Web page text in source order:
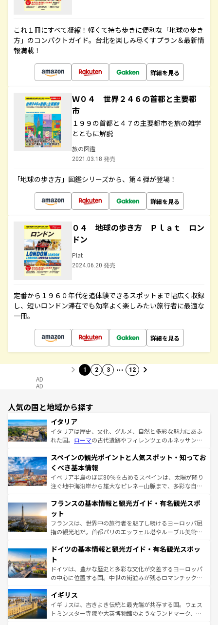
これ１冊にすべて凝縮！軽くて持ち歩きに便利な「地球の歩き
方」のコンパクトガイド。台北を楽しみ尽くすプラン＆最新情
報満載！
詳細を見る
Ｗ０４ 世界２４６の首都と主要都
市
１９９の首都と４７の主要都市を旅の雑学
とともに解説
旅の図鑑
2021.03.18 発売
「地球の歩き方」図鑑シリーズから、第４弾が登場！
詳細を見る
０４ 地球の歩き方 Ｐｌａｔ ロン
ドン
Plat
2024.06.20 発売
定番から１９６０年代を追体験できるスポットまで幅広く収録
し、短いロンドン滞在でも効率よく楽しみたい旅行者に最適な
一冊。
詳細を見る
1 2 3 … 12
AD
AD
人気の国と地域から探す
イタリア
イタリアは歴史、文化、グルメ、自然と多彩な魅力にあふ
れた国。 ローマの古代遺跡やフィレンツェのルネッサンス
ろん、トスカーナの美しい田園風景やアマルフィ海岸の絶
景など、自然景観も見逃せない。観光の合間には、本場の
ピザやパスタなど、絶品のイタリア料理を堪能することも
できる。朝目覚めてから夜眠るまで、すべての瞬間を楽し
なお、新着のイタリア情報はコンテンツ一覧を参照してほ
しい。
スペインの観光ポイントと人気スポット・知ってお
くべき基本情報
イベリア半島のほぼ80％を占めるスペインは、太陽が降り
注ぐ地中海沿岸から雄大なピレネー山脈まで、多彩な自然
文化が根付くこの国では、情熱的なフラメンコ、熱気あふ
れる闘牛、そして美味しいタパスが生活の一部となってい
る。首都マドリードの洗練された雰囲気や、バルセロナの
アートに溢れた街角から、地方では古代ローマ遺跡や中世
せる。地方によって風土や気候が異なるスペインはその個
ンテンツ一覧 を参照してほしい。
フランスの基本情報と観光ガイド・有名観光スポ
ット
フランスは、世界中の旅行者を魅了し続けるヨーロッパ屈
指の観光地だ。首都パリのエッフェル塔やルーブル美術館
で、幅広い魅力が詰まっている。華麗な宮殿、歴史的な大
聖堂、美しいビーチ、そして豊かな自然が、訪れる者を心
から魅了する。また、フランスは美食の国としても知ら
れ、フランス料理はユネスコ無形文化遺産にも登録されて
香り高いラベンダー畑など、多彩な楽しみ方が可能だ。さ
らに、パリ以外の地域にも魅力が溢れており、どの街角に
も豊かな歴史と文化が息づいている。パリ以外の個性あふ
ドイツの基本情報と観光ガイド・有名観光スポッ
ト
ドイツは、豊かな歴史と多彩な文化が交差するヨーロッパ
の中心に位置する国。中世の街並みが残るロマンチック街
顔を持つこの国は、どこを歩いても飽きることがない。ベ
ルリンの文化的活気、バイエルン州のアルプスの絶景、そ
してライン川沿いのワイン畑といった風景は必見。ビール
イギリス
イギリスは、古きよき伝統と最先端が共存する国。ウェス
トミンスター寺院や大英博物館のようなランドマーク、歴